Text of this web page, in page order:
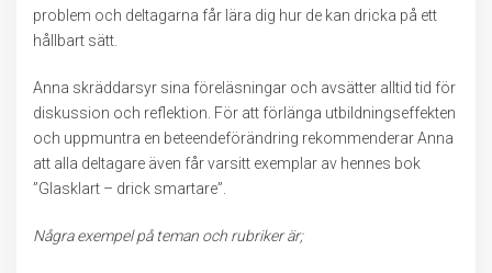
problem och deltagarna får lära dig hur de kan dricka på ett
hållbart sätt.
Anna skräddarsyr sina föreläsningar och avsätter alltid tid för
diskussion och reflektion. För att förlänga utbildningseffekten
och uppmuntra en beteendeförändring rekommenderar Anna
att alla deltagare även får varsitt exemplar av hennes bok
”Glasklart – drick smartare”.
Några exempel på teman och rubriker är;